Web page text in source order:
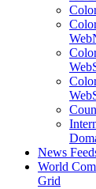
News
World
Grid